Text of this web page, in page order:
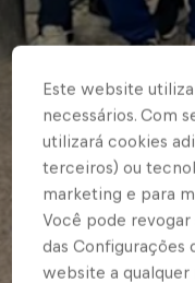
Este website
necessários. Com
utilizará cookies
terceiros) ou
marketing e para
Você pode
das Configurações
website a